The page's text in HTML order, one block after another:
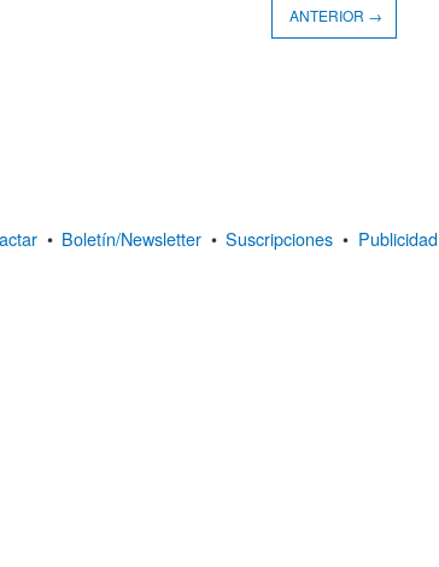
ANTERIOR →
• Boletín/Newsletter • Suscripciones • Publicidad